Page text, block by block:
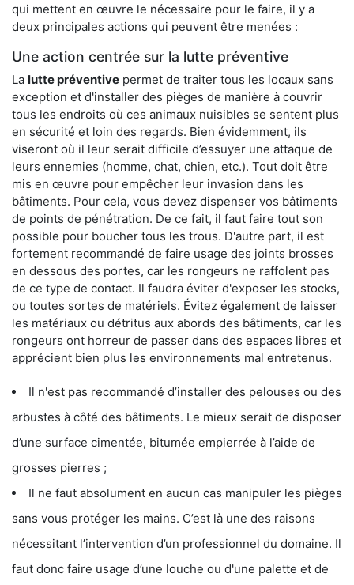
qui mettent en œuvre le nécessaire pour le faire, il y a
deux principales actions qui peuvent être menées :
Une action centrée sur la lutte préventive
La lutte préventive permet de traiter tous les locaux sans
exception et d'installer des pièges de manière à couvrir
tous les endroits où ces animaux nuisibles se sentent plus
en sécurité et loin des regards. Bien évidemment, ils
viseront où il leur serait difficile d’essuyer une attaque de
leurs ennemies (homme, chat, chien, etc.). Tout doit être
mis en œuvre pour empêcher leur invasion dans les
bâtiments. Pour cela, vous devez dispenser vos bâtiments
de points de pénétration. De ce fait, il faut faire tout son
possible pour boucher tous les trous. D'autre part, il est
fortement recommandé de faire usage des joints brosses
en dessous des portes, car les rongeurs ne raffolent pas
de ce type de contact. Il faudra éviter d'exposer les stocks,
ou toutes sortes de matériels. Évitez également de laisser
les matériaux ou détritus aux abords des bâtiments, car les
rongeurs ont horreur de passer dans des espaces libres et
apprécient bien plus les environnements mal entretenus.
Il n'est pas recommandé d’installer des pelouses ou des
arbustes à côté des bâtiments. Le mieux serait de disposer
d’une surface cimentée, bitumée empierrée à l’aide de
grosses pierres ;
Il ne faut absolument en aucun cas manipuler les pièges
sans vous protéger les mains. C’est là une des raisons
nécessitant l’intervention d’un professionnel du domaine. Il
faut donc faire usage d’une louche ou d'une palette et de